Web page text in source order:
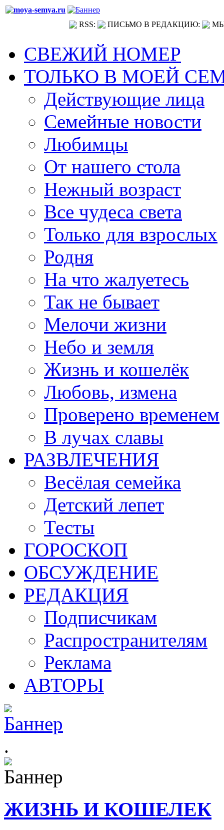
RSS: ПИСЬМО В РЕДАКЦИЮ:
СВЕЖИЙ НОМЕР
ТОЛЬКО В МОЕЙ
Действующие лица
Семейные новости
Любимцы
От нашего стола
Нежный возраст
Все чудеса света
Только для взрослых
Родня
На что жалуетесь
Так не бывает
Мелочи жизни
Небо и земля
Жизнь и кошелёк
Любовь, измена
Проверено временем
В лучах славы
РАЗВЛЕЧЕНИЯ
Весёлая семейка
Детский лепет
Тесты
ГОРОСКОП
ОБСУЖДЕНИЕ
РЕДАКЦИЯ
Подписчикам
Распространителям
Реклама
АВТОРЫ
.
ЖИЗНЬ И КОШЕЛЕК